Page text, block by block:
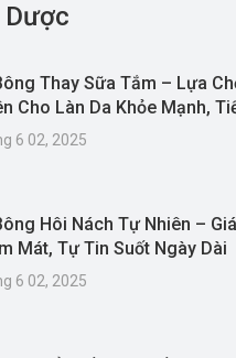
Dược
Thay Sữa Tắm – Lựa
Cho Làn Da Khỏe Mạnh,
Thiện Môi Trường
6 02, 2025
Hôi Nách Tự Nhiên –
Mát, Tự Tin Suốt Ngày Dài
6 02, 2025